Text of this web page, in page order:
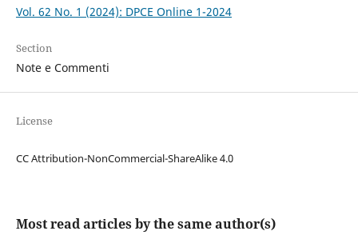
Vol. 62 No. 1 (2024): DPCE Online 1-2024
Section
Note e Commenti
License
CC Attribution-NonCommercial-ShareAlike 4.0
Most read articles by the same author(s)